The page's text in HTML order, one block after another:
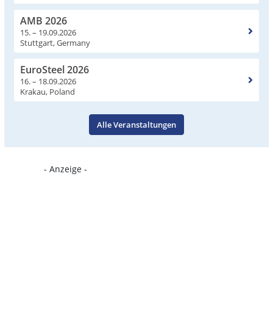
AMB 2026
15. – 19.09.2026
Stuttgart, Germany
EuroSteel 2026
16. – 18.09.2026
Krakau, Poland
Alle Veranstaltungen
- Anzeige -